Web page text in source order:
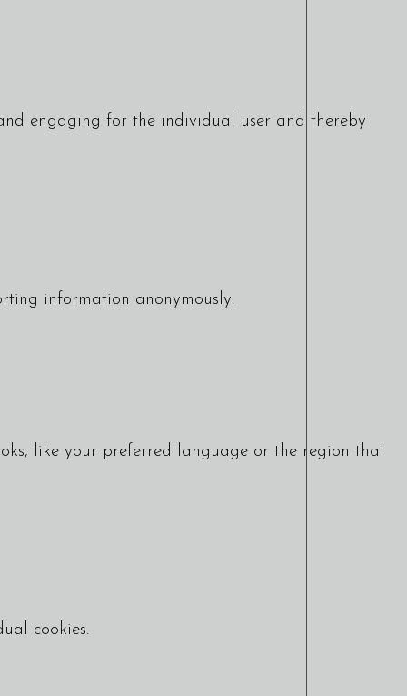
engaging for the individual user and thereby
information anonymously.
like your preferred language or the region that
cookies.